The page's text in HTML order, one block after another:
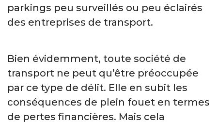
parkings peu surveillés ou peu éclairés
des entreprises de transport.
Bien évidemment, toute société de
transport ne peut qu’être préoccupée
par ce type de délit. Elle en subit les
conséquences de plein fouet en termes
de pertes financières. Mais cela